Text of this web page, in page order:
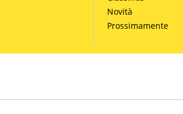
Novità
Prossimamente